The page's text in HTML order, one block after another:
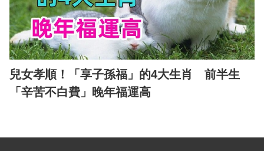
兒女孝順！「享子孫福」的4大生肖 前半生
「辛苦不白費」晚年福運高